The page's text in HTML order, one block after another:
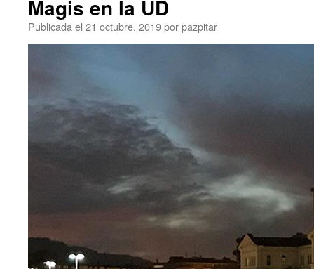
Magis en la UD
Publicada el 21 octubre, 2019porpazpitar